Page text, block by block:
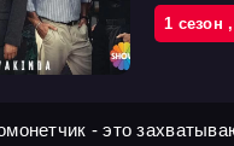
1 cезон,
- это